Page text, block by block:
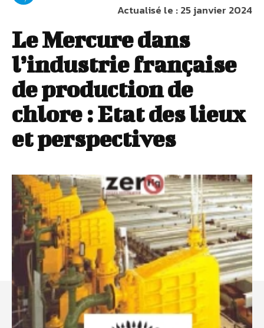
Actualisé le :25 janvier 2024
Le Mercure dans
l’industrie française
de production de
chlore : Etat des lieux
et perspectives